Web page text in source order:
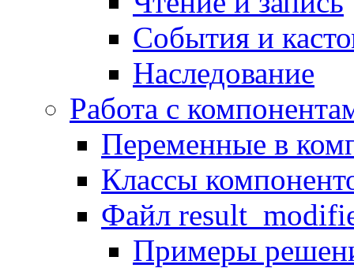
События и
Наследование
Работа с
Переменные в
Классы
Файл
Примеры